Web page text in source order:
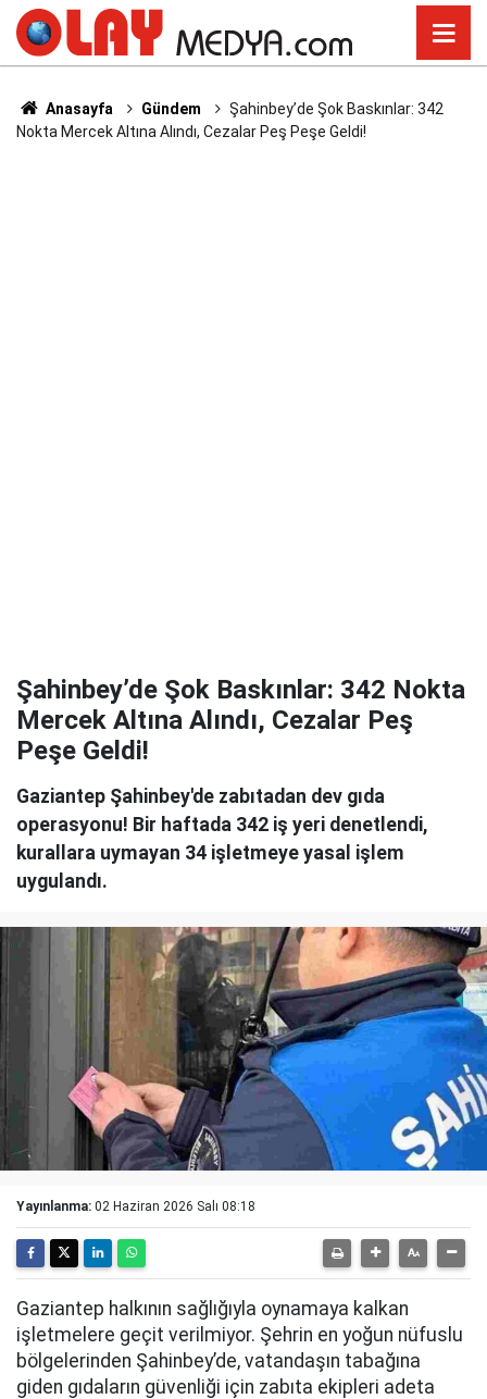
Anasayfa Gündem
Şahinbey’de Şok Baskınlar: 342
Nokta Mercek Altına Alındı, Cezalar Peş Peşe Geldi!
Şahinbey’de Şok Baskınlar: 342 Nokta
Mercek Altına Alındı, Cezalar Peş
Peşe Geldi!
Gaziantep Şahinbey'de zabıtadan dev gıda
operasyonu! Bir haftada 342 iş yeri denetlendi,
kurallara uymayan 34 işletmeye yasal işlem
uygulandı.
Yayınlanma: 02 Haziran 2026 Salı 08:18
Gaziantep halkının sağlığıyla oynamaya kalkan
işletmelere geçit verilmiyor. Şehrin en yoğun nüfuslu
bölgelerinden Şahinbey’de, vatandaşın tabağına
giden gıdaların güvenliği için zabıta ekipleri adeta